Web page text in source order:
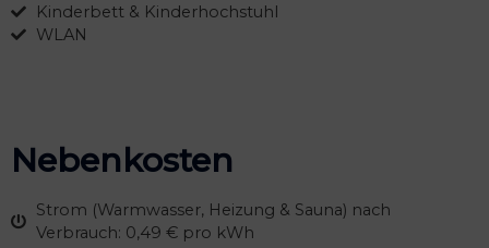
Kinderbett & Kinderhochstuhl
WLAN
Nebenkosten
Strom (Warmwasser, Heizung & Sauna) nach
Verbrauch: 0,49 € pro kWh